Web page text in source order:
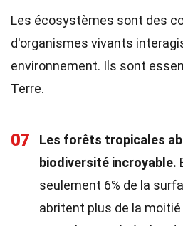
Les écosystèmes sont des
d'organismes vivants
environnement. Ils sont
Terre.
07
Les forêts tropicales
biodiversité incroyable.
seulement 6% de la
abritent plus de la